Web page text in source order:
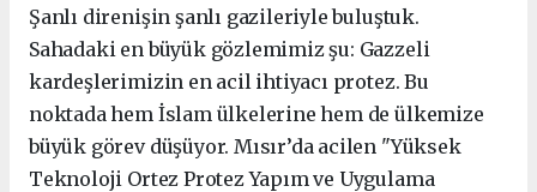
Şanlı direnişin şanlı gazileriyle buluştuk.
Sahadaki en büyük gözlemimiz şu: Gazzeli
kardeşlerimizin en acil ihtiyacı protez. Bu
noktada hem İslam ülkelerine hem de ülkemize
büyük görev düşüyor. Mısır’da acilen "Yüksek
Teknoloji Ortez Protez Yapım ve Uygulama